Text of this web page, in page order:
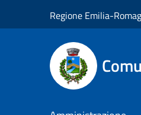
Regione Emilia-